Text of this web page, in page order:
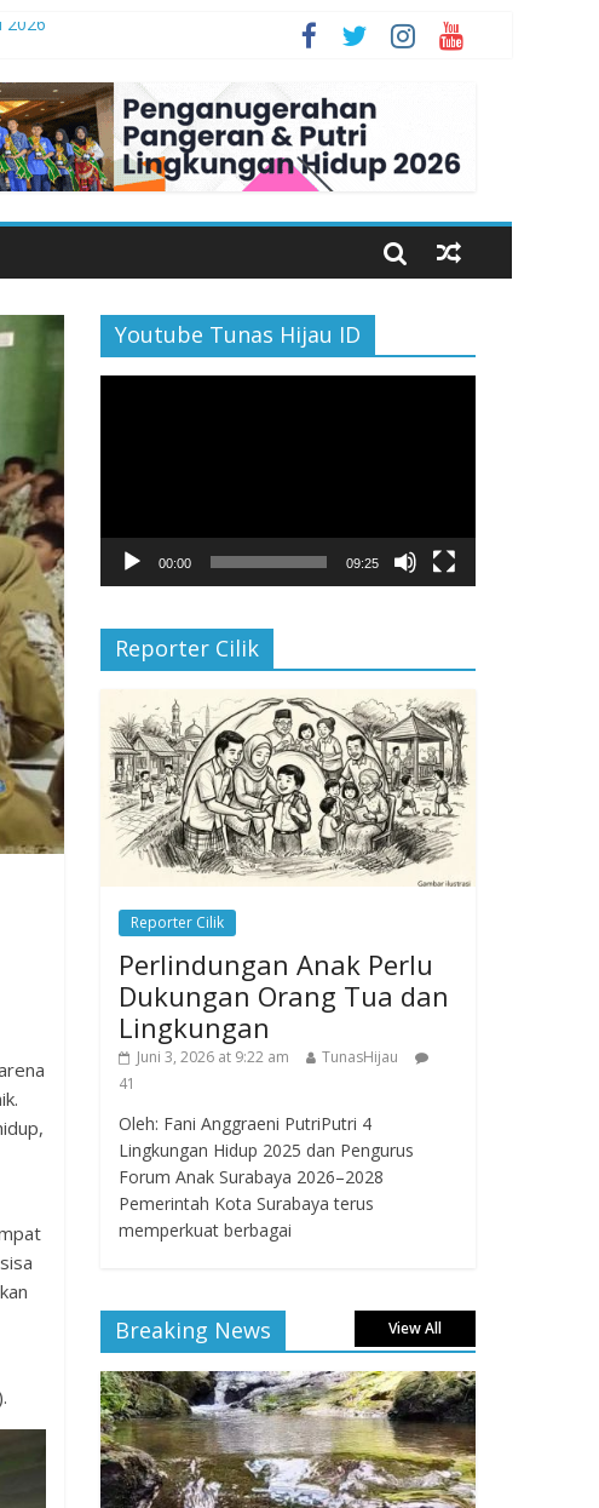
2026
dan Bahagia
Youtube Tunas Hijau ID
00:00 09:25
Reporter Cilik
Reporter Cilik
Perlindungan Anak Perlu
Dukungan Orang Tua dan
Lingkungan
Juni 3, 2026 at 9:22 am
TunasHijau
41
Oleh: Fani Anggraeni PutriPutri 4
Lingkungan Hidup 2025 dan Pengurus
Forum Anak Surabaya 2026–2028
Pemerintah Kota Surabaya terus
memperkuat berbagai
Breaking News View All